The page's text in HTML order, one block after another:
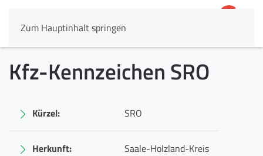
Zum Hauptinhalt springen
Kfz-Kennzeichen SRO
Kürzel: SRO
Herkunft: Saale-Holzland-Kreis